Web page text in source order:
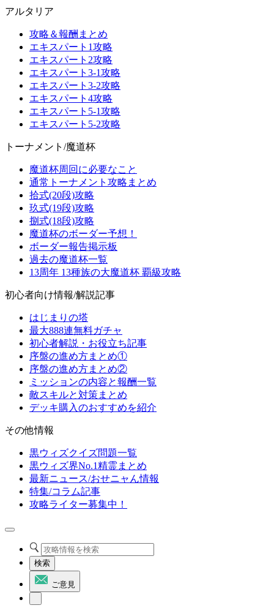
アルタリア
攻略＆報酬まとめ
エキスパート1攻略
エキスパート2攻略
エキスパート3-1攻略
エキスパート3-2攻略
エキスパート4攻略
エキスパート5-1攻略
エキスパート5-2攻略
トーナメント/魔道杯
魔道杯周回に必要なこと
通常トーナメント攻略まとめ
拾式(20段)攻略
玖式(19段)攻略
捌式(18段)攻略
魔道杯のボーダー予想！
ボーダー報告掲示板
過去の魔道杯一覧
13周年 13種族の大魔道杯 覇級攻略
初心者向け情報/解説記事
はじまりの塔
最大888連無料ガチャ
初心者解説・お役立ち記事
序盤の進め方まとめ①
序盤の進め方まとめ②
ミッションの内容と報酬一覧
敵スキルと対策まとめ
デッキ購入のおすすめを紹介
その他情報
黒ウィズクイズ問題一覧
黒ウィズ界No.1精霊まとめ
最新ニュース/おせニャん情報
特集/コラム記事
攻略ライター募集中！
検索
ご意見